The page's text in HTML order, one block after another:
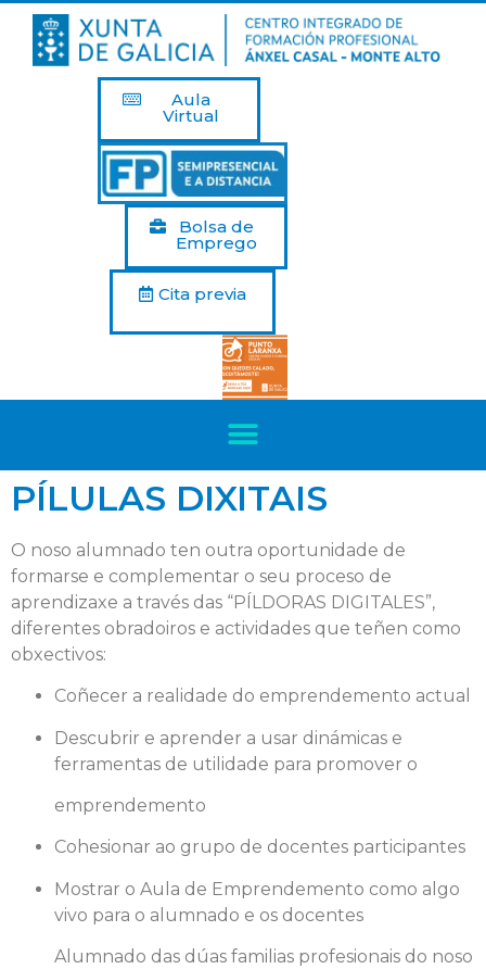
Aula
Virtual
Bolsa de
Emprego
Cita previa
PÍLULAS DIXITAIS
O noso alumnado ten outra oportunidade de
formarse e complementar o seu proceso de
aprendizaxe a través das “PÍLDORAS DIGITALES”,
diferentes obradoiros e actividades que teñen como
obxectivos:
Coñecer a realidade do emprendemento actual
Descubrir e aprender a usar dinámicas e
ferramentas de utilidade para promover o
emprendemento
Cohesionar ao grupo de docentes participantes
Mostrar o Aula de Emprendemento como algo
vivo para o alumnado e os docentes
Alumnado das dúas familias profesionais do noso